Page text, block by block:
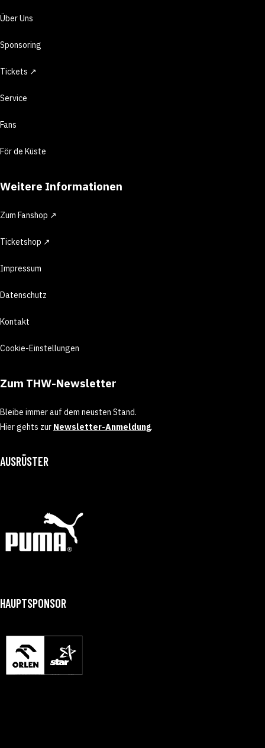
Über Uns
Sponsoring
Tickets ↗
Service
Fans
För de Küste
Weitere Informationen
Zum Fanshop ↗
Ticketshop ↗
Impressum
Datenschutz
Kontakt
Cookie-Einstellungen
Zum THW-Newsletter
Bleibe immer auf dem neusten Stand.
Hier gehts zur Newsletter-Anmeldung.
AUSRÜSTER
HAUPTSPONSOR